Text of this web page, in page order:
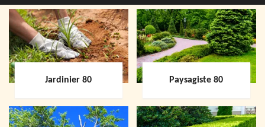
Jardinier 80 Paysagiste 80